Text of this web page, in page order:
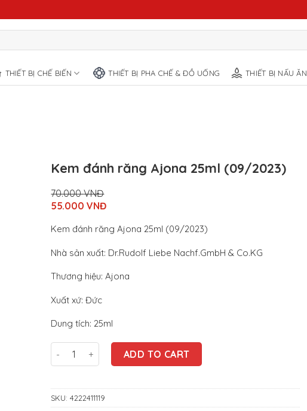
THIẾT BỊ CHẾ BIẾN THIẾT BỊ PHA CHẾ & ĐỒ UỐNG THIẾT BỊ NẤU ĂN
Kem đánh răng Ajona 25ml (09/2023)
70.000VNĐ
Original
price
70.000
55.000VNĐ
price
is:
VNĐ.
Kem đánh răng Ajona 25ml (09/2023)
Nhà sản xuất: Dr.Rudolf Liebe Nachf.GmbH & Co.KG
Thương hiệu: Ajona
Xuất xứ: Đức
Dung tích: 25ml
Kem đánh răng Ajona 25ml (09/2023) quantity
ADD TO CART
SKU:4222411119